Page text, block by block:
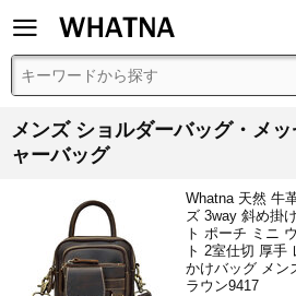

メンズ ショルダーバッグ・メ
ャーバッグ
Whatna 天然 牛
ズ 3way 斜め掛
ト ポーチ ミニ
ト 2室仕切 厚手
かけバッグ メン
ラウン9417